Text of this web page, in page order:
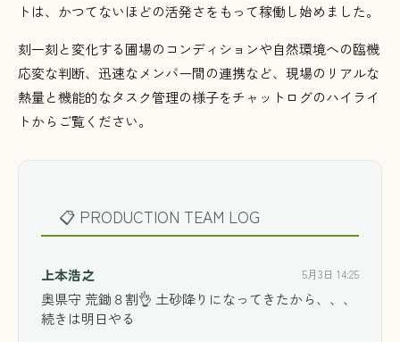
トは、かつてないほどの活発さをもって稼働し始めました。
刻一刻と変化する圃場のコンディションや自然環境への臨機
応変な判断、迅速なメンバー間の連携など、現場のリアルな
熱量と機能的なタスク管理の様子をチャットログのハイライ
トからご覧ください。
📋 PRODUCTION TEAM LOG
上本浩之 5月3日 14:25
奥県守 荒鋤８割👌 土砂降りになってきたから、、、
続きは明日やる